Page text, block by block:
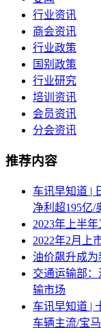
行业资讯
商会资讯
行业政策
国别政策
行业研究
培训资讯
会员资讯
分会资讯
推荐内容
车讯早知道 |
净利超195亿/
2023年上半
2022年2月上
油价飙升成为
交通运输部
输市场
车讯早知道 |
车辆主流/宝